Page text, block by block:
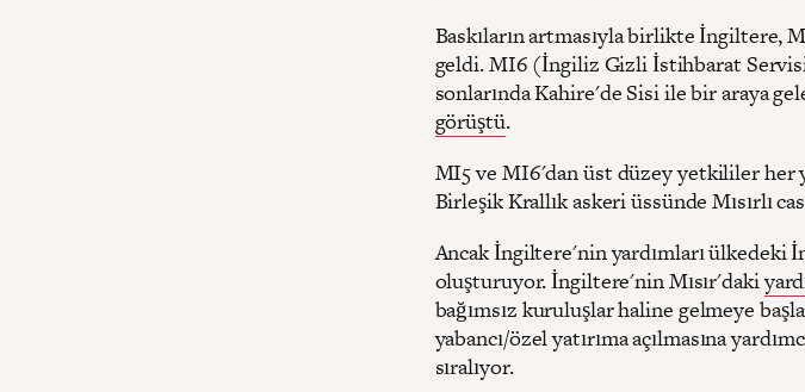
Baskıların artmasıyla birlikte İngiltere,
geldi. MI6 (İngiliz Gizli İstihbarat
sonlarında Kahire'de Sisi ile bir araya
görüştü.
MI5 ve MI6'dan üst düzey yetkililer her
Birleşik Krallık askeri üssünde Mısırlı
Ancak İngiltere'nin yardımları ülkedeki
oluşturuyor. İngiltere'nin Mısır'daki
bağımsız kuruluşlar haline gelmeye
yabancı/özel yatırıma açılmasına
sıralıyor.